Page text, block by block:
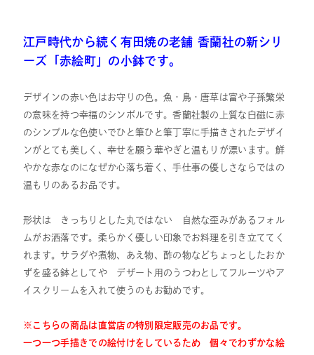
江戸時代から続く有田焼の老舗 香蘭社の新シリ
ーズ「赤絵町」の小鉢です。
デザインの赤い色はお守りの色。魚・鳥・唐草は富や子孫繁栄
の意味を持つ幸福のシンボルです。香蘭社製の上質な白磁に赤
のシンプルな色使いでひと筆ひと筆丁寧に手描きされたデザイ
ンがとても美しく、幸せを願う華やぎと温もりが漂います。鮮
やかな赤なのになぜか心落ち着く、手仕事の優しさならではの
温もりのあるお品です。
形状は きっちりとした丸ではない 自然な歪みがあるフォル
ムがお洒落です。柔らかく優しい印象でお料理を引き立ててく
れます。サラダや煮物、あえ物、酢の物などちょっとしたおか
ずを盛る鉢としてや デザート用のうつわとしてフルーツやア
イスクリームを入れて使うのもお勧めです。
※こちらの商品は直営店の特別限定販売のお品です。
一つ一つ手描きでの絵付けをしているため 個々でわずかな絵